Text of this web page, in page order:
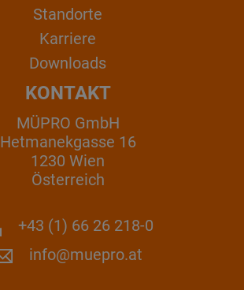
Standorte
Karriere
Downloads
KONTAKT
MÜPRO GmbH
Hetmanekgasse 16
1230 Wien
Österreich
+43 (1) 66 26 218-0
info@muepro.at